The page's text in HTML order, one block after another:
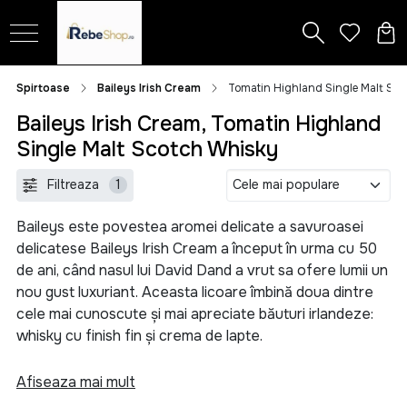
Spirtoase Baileys Irish Cream Tomatin Highland Single Malt
Baileys Irish Cream, Tomatin Highland
Single Malt Scotch Whisky
Filtreaza 1
Baileys este povestea aromei delicate a savuroasei
delicatese Baileys Irish Cream a început în urma cu 50
de ani, când nasul lui David Dand a vrut sa ofere lumii un
nou gust luxuriant. Aceasta licoare îmbină doua dintre
cele mai cunoscute și mai apreciate băuturi irlandeze:
whisky cu finish fin și crema de lapte.
De la versiunea creata cu un mixer obișnuit de
bucătărie la forma actuală se remarcă perseverența și
Afiseaza mai mult